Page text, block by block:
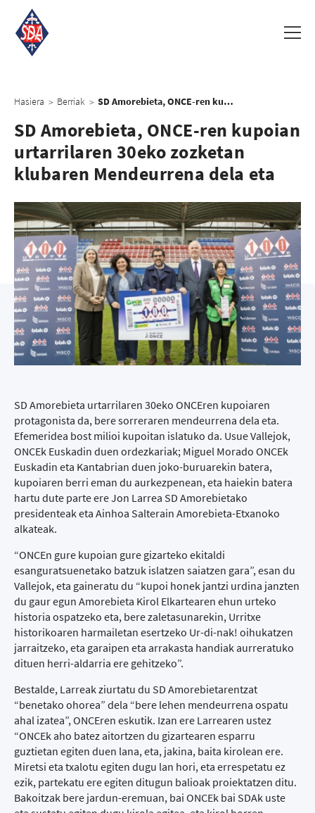
Hasiera > Berriak > SD Amorebieta, ONCE-ren kupoian urtarrilaren 30eko zozketan klubaren Mendeurrena dela eta
SD Amorebieta, ONCE-ren kupoian
urtarrilaren 30eko zozketan
klubaren Mendeurrena dela eta
SD Amorebieta urtarrilaren 30eko ONCEren kupoiaren
protagonista da, bere sorreraren mendeurrena dela eta.
Efemeridea bost milioi kupoitan islatuko da. Usue Vallejok,
ONCEk Euskadin duen ordezkariak; Miguel Morado ONCEk
Euskadin eta Kantabrian duen joko-buruarekin batera,
kupoiaren berri eman du aurkezpenean, eta haiekin batera
hartu dute parte ere Jon Larrea SD Amorebietako
presidenteak eta Ainhoa Salterain Amorebieta-Etxanoko
alkateak.
“ONCEn gure kupoian gure gizarteko ekitaldi
esanguratsuenetako batzuk islatzen saiatzen gara”, esan du
Vallejok, eta gaineratu du “kupoi honek jantzi urdina janzten
du gaur egun Amorebieta Kirol Elkartearen ehun urteko
historia ospatzeko eta, bere zaletasunarekin, Urritxe
historikoaren harmailetan esertzeko Ur-di-nak! oihukatzen
jarraitzeko, eta garaipen eta arrakasta handiak aurreratuko
dituen herri-aldarria ere gehitzeko”.
Bestalde, Larreak ziurtatu du SD Amorebietarentzat
“benetako ohorea” dela “bere lehen mendeurrena ospatu
ahal izatea”, ONCEren eskutik. Izan ere Larrearen ustez
“ONCEk aho batez aitortzen du gizartearen esparru
guztietan egiten duen lana, eta, jakina, baita kirolean ere.
Miretsi eta txalotu egiten dugu lan hori, eta errespetatu ez
ezik, partekatu ere egiten ditugun balioak proiektatzen ditu.
Bakoitzak bere jardun-eremuan, bai ONCEk bai SDAk uste